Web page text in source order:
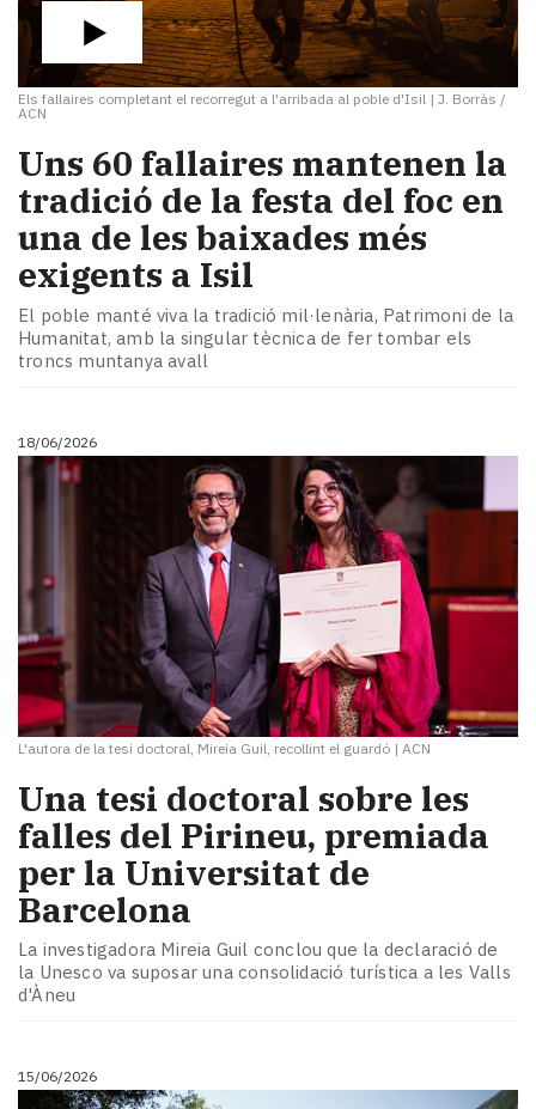
Els fallaires completant el recorregut a l'arribada al poble d'Isil | J. Borràs /
ACN
Uns 60 fallaires mantenen la
tradició de la festa del foc en
una de les baixades més
exigents a Isil
El poble manté viva la tradició mil·lenària, Patrimoni de la
Humanitat, amb la singular tècnica de fer tombar els
troncs muntanya avall
18/06/2026
L'autora de la tesi doctoral, Mireia Guil, recollint el guardó | ACN
​Una tesi doctoral sobre les
falles del Pirineu, premiada
per la Universitat de
Barcelona
La investigadora Mireia Guil conclou que la declaració de
la Unesco va suposar una consolidació turística a les Valls
d'Àneu
15/06/2026